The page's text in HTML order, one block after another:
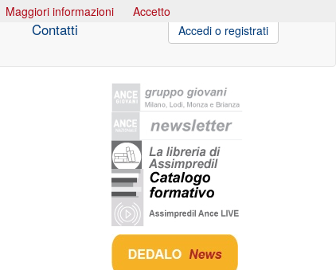
Contatti Accedi o registrati
Maggiori informazioni Accetto